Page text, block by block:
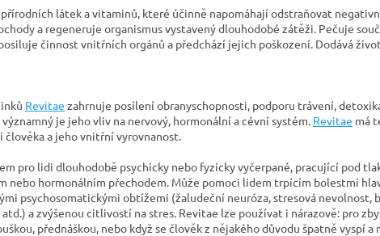
látek a vitaminů, které účinně napomáhají odstraňovat
a regeneruje organismus vystavený dlouhodobé zátěži. Pečuje
činnost vnitřních orgánů a předchází jejich poškození. Dodává
Revitae zahrnuje posílení obranyschopnosti, podporu trávení,
je jeho vliv na nervový, hormonální a cévní systém. Revitae má
a jeho vnitřní vyrovnanost.
pro lidi dlouhodobě psychicky nebo fyzicky vyčerpané, pracující pod
nebo hormonálním přechodem. Může pomoci lidem trpícím bolestmi
psychosomatickými obtížemi (žaludeční neuróza, stresová nevolnost,
a zvýšenou citlivostí na stres. Revitae lze používat i nárazově: pro
přednáškou, nebo když se člověk z nějakého důvodu špatně vyspí a